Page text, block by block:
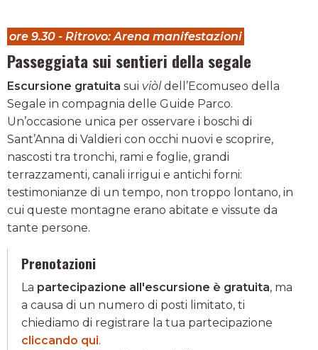
ore 9.30 - Ritrovo: Arena manifestazioni
Passeggiata sui sentieri della segale
Escursione gratuita sui viòldell’Ecomuseo della
Segale in compagnia delle Guide Parco.
Un’occasione unica per osservare i boschi di
Sant’Anna di Valdieri con occhi nuovi e scoprire,
nascosti tra tronchi, rami e foglie, grandi
terrazzamenti, canali irrigui e antichi forni:
testimonianze di un tempo, non troppo lontano, in
cui queste montagne erano abitate e vissute da
tante persone.
Prenotazioni
La partecipazione all'escursione è gratuita, ma
a causa di un numero di posti limitato, ti
chiediamo di registrare la tua partecipazione
cliccando qui.